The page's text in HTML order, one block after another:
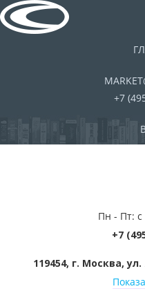
+7
Пн - Пт: с
+7
119454, г. Москва,